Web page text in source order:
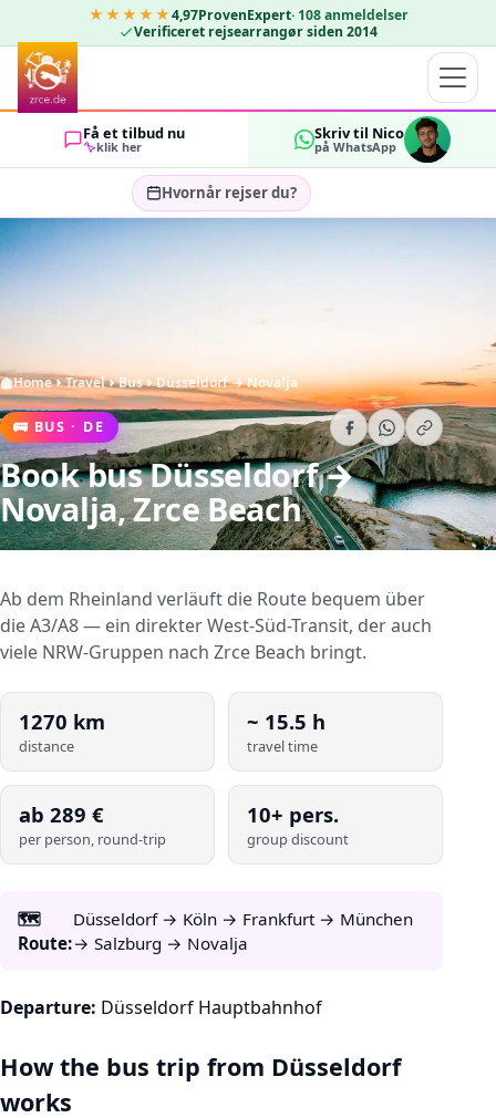
★★★★★4,97ProvenExpert· 108 anmeldelser
Verificeret rejsearrangør siden 2014
Få et tilbud nu
klik her
Skriv til Nico
på WhatsApp
Hvornår rejser du?
Home Travel Bus Düsseldorf → Novalja
🚌 BUS · DE
Book bus Düsseldorf →
Novalja, Zrce Beach
Ab dem Rheinland verläuft die Route bequem über
die A3/A8 — ein direkter West-Süd-Transit, der auch
viele NRW-Gruppen nach Zrce Beach bringt.
1270 km
distance
~ 15.5 h
travel time
ab 289 €
per person, round-trip
10+ pers.
group discount
🗺️
Route:
Düsseldorf → Köln → Frankfurt → München
→ Salzburg → Novalja
Departure: Düsseldorf Hauptbahnhof
How the bus trip from Düsseldorf
works